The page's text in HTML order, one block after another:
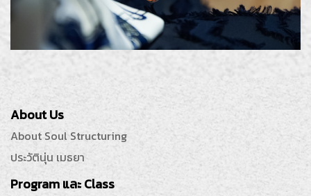
About Us
About Soul Structuring
ประวัตินุ่น เมธยา
Program และ Class